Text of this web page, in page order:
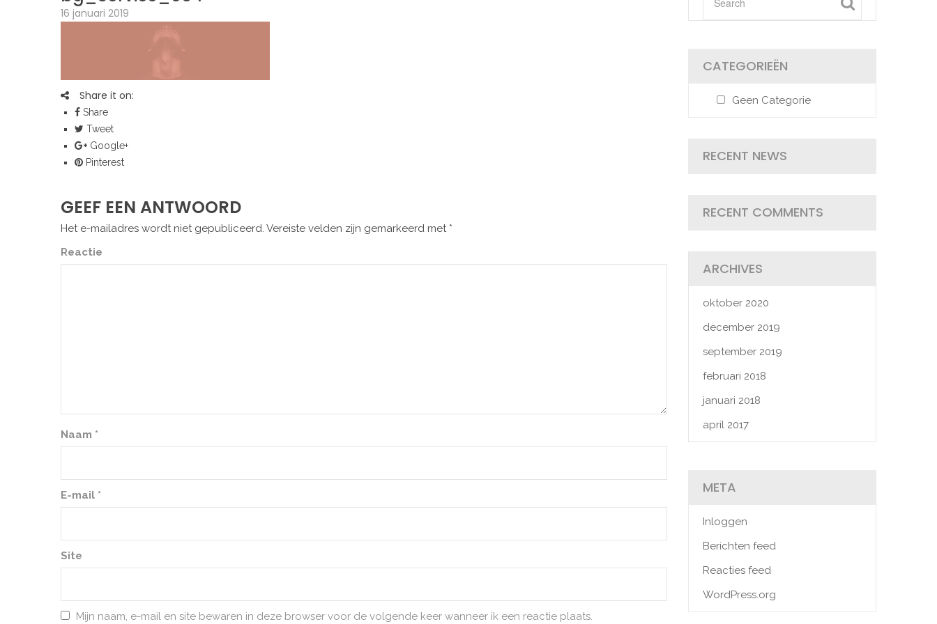
16 januari 2019
Share it on:
Share
Tweet
Google+
Pinterest
GEEF EEN ANTWOORD
Het e-mailadres wordt niet gepubliceerd. Vereiste velden zijn gemarkeerd met *
Reactie
Naam *
E-mail *
Site
Mijn naam, e-mail en site bewaren in deze browser voor de volgende keer wanneer ik een reactie plaats.
CATEGORIEËN
Geen Categorie
RECENT NEWS
RECENT COMMENTS
ARCHIVES
oktober 2020
december 2019
september 2019
februari 2018
januari 2018
april 2017
META
Inloggen
Berichten feed
Reacties feed
WordPress.org